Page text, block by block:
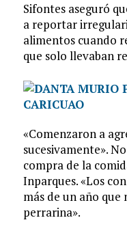
Sifontes aseguró
a reportar
alimentos cuando
que solo llevaban
«Comenzaron a
sucesivamente».
compra de la
Inparques. «Los
más de un año que
perrarina».